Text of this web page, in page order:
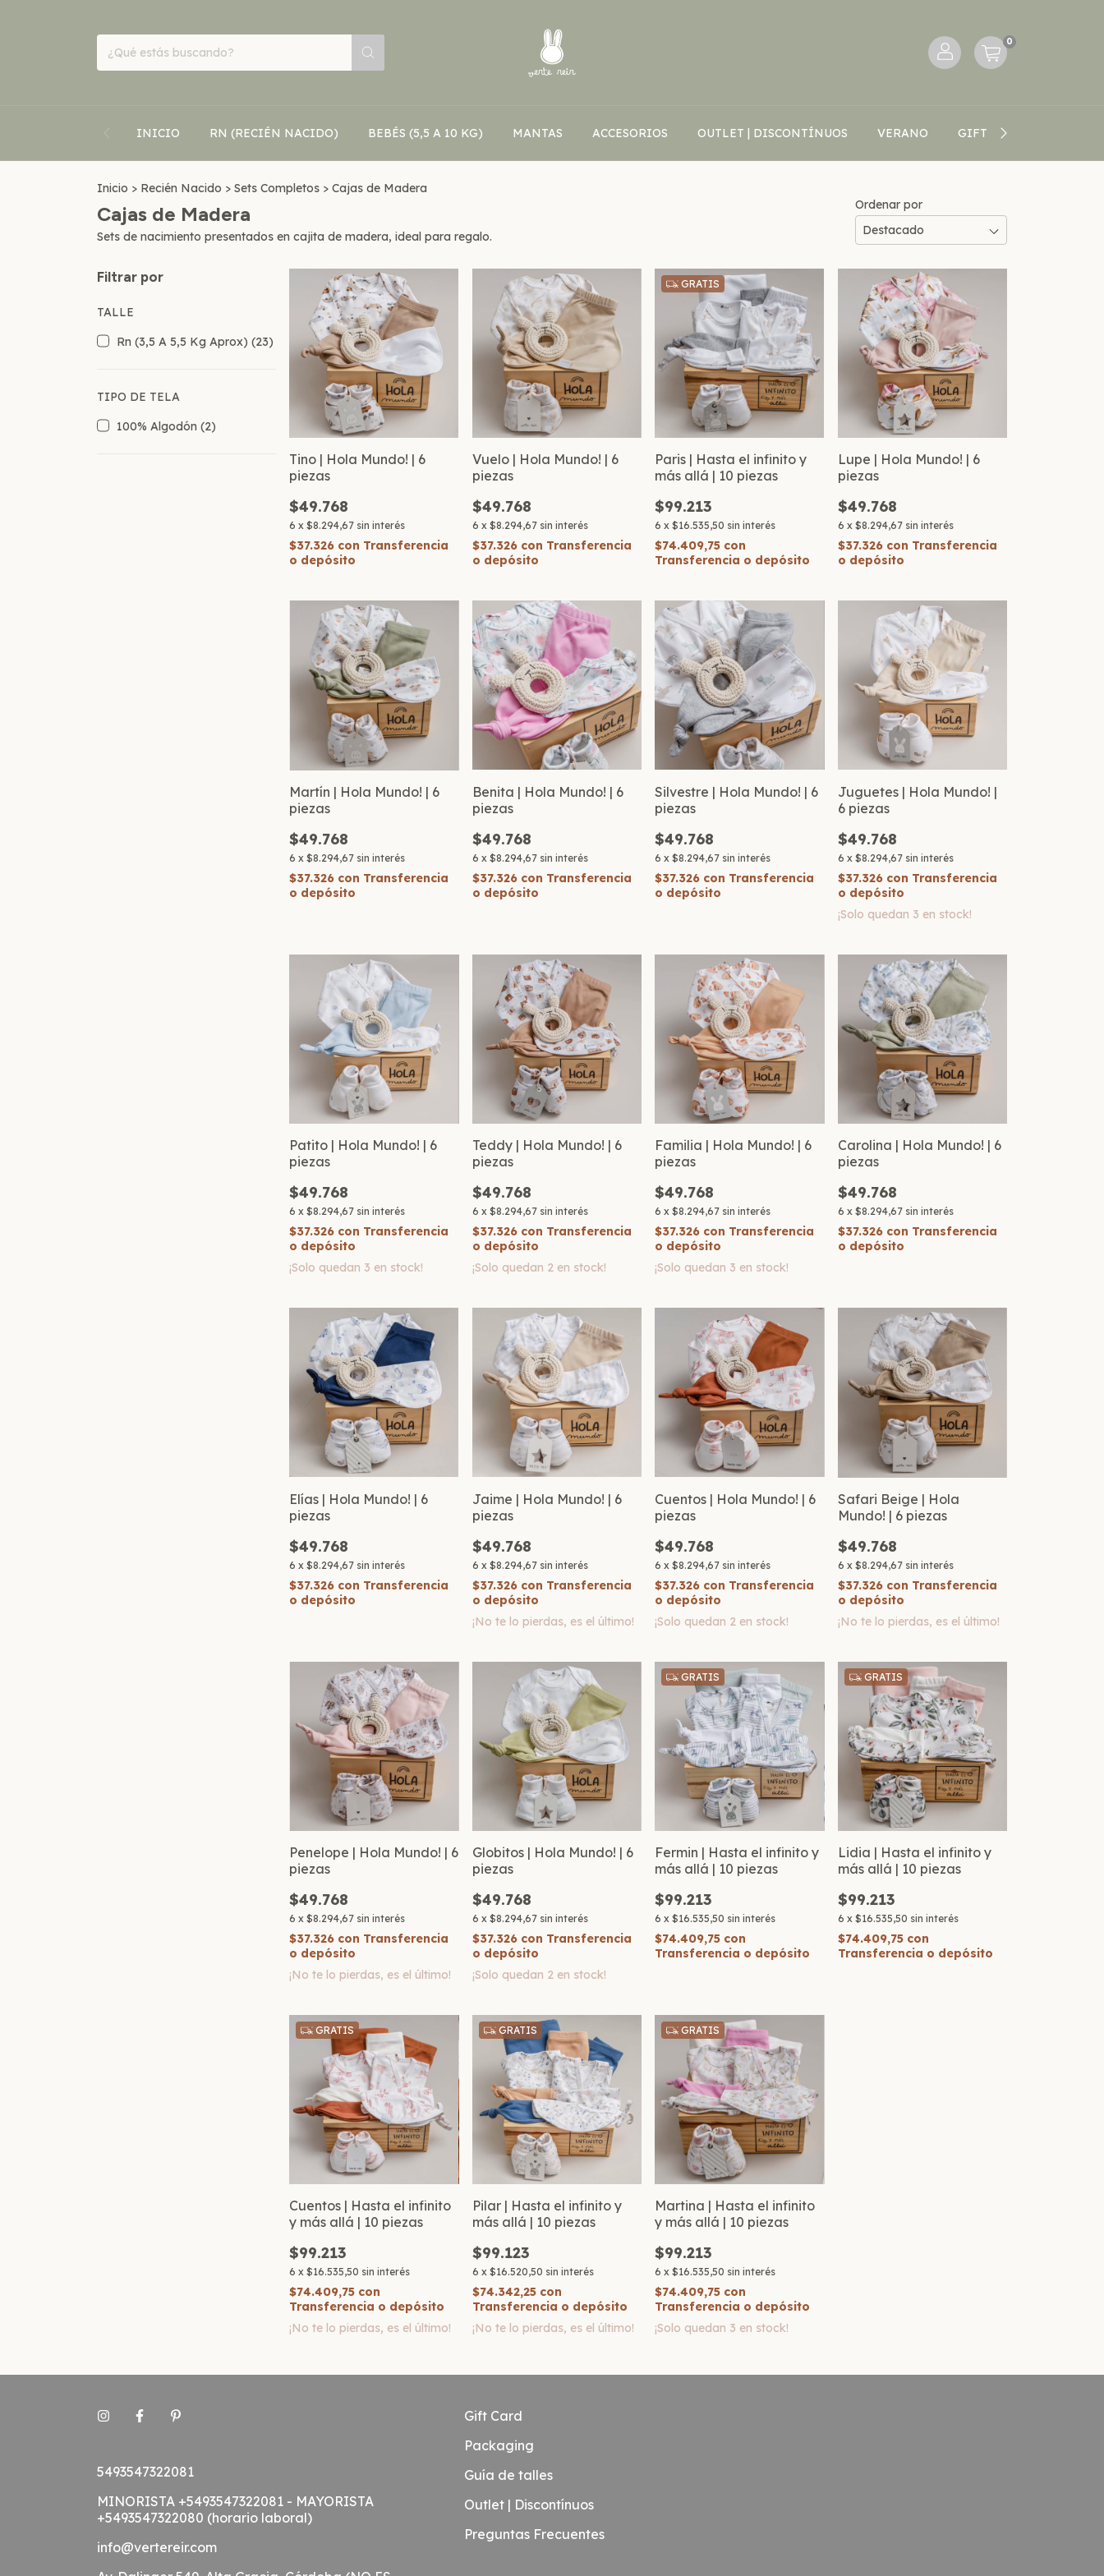
0
INICIO RN (RECIÉN NACIDO) BEBÉS (5,5 A 10 KG) MANTAS ACCESORIOS OUTLET | DISCONTÍNUOS VERANO GIFT CARD
Inicio > Recién Nacido > Sets Completos > Cajas de Madera
Cajas de Madera
Sets de nacimiento presentados en cajita de madera, ideal para regalo.
Ordenar por
Filtrar por
TALLE
Rn (3,5 A 5,5 Kg Aprox) (23)
TIPO DE TELA
100% Algodón (2)
Tino | Hola Mundo! | 6
piezas
$49.768
6 x$8.294,67 sin interés
$37.326 con Transferencia
o depósito
Vuelo | Hola Mundo! | 6
piezas
$49.768
6 x $8.294,67 sin interés
$37.326 con Transferencia
o depósito
GRATIS
Paris | Hasta el infinito y
más allá | 10 piezas
$99.213
6 x$16.535,50 sin interés
$74.409,75 con
Transferencia o depósito
Lupe | Hola Mundo! | 6
piezas
$49.768
6 x $8.294,67 sin interés
$37.326 con Transferencia
o depósito
Martín | Hola Mundo! | 6
piezas
$49.768
6 x$8.294,67 sin interés
$37.326 con Transferencia
o depósito
Benita | Hola Mundo! | 6
piezas
$49.768
6 x $8.294,67 sin interés
$37.326 con Transferencia
o depósito
Silvestre | Hola Mundo! | 6
piezas
$49.768
6 x$8.294,67 sin interés
$37.326 con Transferencia
o depósito
Juguetes | Hola Mundo! |
6 piezas
$49.768
6 x $8.294,67 sin interés
$37.326 con Transferencia
o depósito
¡Solo quedan 3 en stock!
Patito | Hola Mundo! | 6
piezas
$49.768
6 x$8.294,67 sin interés
$37.326 con Transferencia
o depósito
¡Solo quedan 3 en stock!
Teddy | Hola Mundo! | 6
piezas
$49.768
6 x $8.294,67 sin interés
$37.326 con Transferencia
o depósito
¡Solo quedan 2en stock!
Familia | Hola Mundo! | 6
piezas
$49.768
6 x$8.294,67 sin interés
$37.326 con Transferencia
o depósito
¡Solo quedan 3 en stock!
Carolina | Hola Mundo! | 6
piezas
$49.768
6 x $8.294,67 sin interés
$37.326 con Transferencia
o depósito
Elías | Hola Mundo! | 6
piezas
$49.768
6 x$8.294,67 sin interés
$37.326 con Transferencia
o depósito
Jaime | Hola Mundo! | 6
piezas
$49.768
6 x $8.294,67 sin interés
$37.326 con Transferencia
o depósito
¡No te lo pierdas, es el último!
Cuentos | Hola Mundo! | 6
piezas
$49.768
6 x$8.294,67 sin interés
$37.326 con Transferencia
o depósito
¡Solo quedan 2 en stock!
Safari Beige | Hola
Mundo! | 6 piezas
$49.768
6 x $8.294,67 sin interés
$37.326 con Transferencia
o depósito
¡No te lo pierdas, es el último!
Penelope | Hola Mundo! | 6
piezas
$49.768
6 x$8.294,67 sin interés
$37.326 con Transferencia
o depósito
¡No te lo pierdas, es el último!
Globitos | Hola Mundo! | 6
piezas
$49.768
6 x $8.294,67 sin interés
$37.326 con Transferencia
o depósito
¡Solo quedan 2en stock!
GRATIS
Fermin | Hasta el infinito y
más allá | 10 piezas
$99.213
6 x$16.535,50 sin interés
$74.409,75 con
Transferencia o depósito
GRATIS
Lidia | Hasta el infinito y
más allá | 10 piezas
$99.213
6 x $16.535,50 sin interés
$74.409,75 con
Transferencia o depósito
GRATIS
Cuentos | Hasta el infinito
y más allá | 10 piezas
$99.213
6 x$16.535,50 sin interés
$74.409,75 con
Transferencia o depósito
¡No te lo pierdas, es el último!
GRATIS
Pilar | Hasta el infinito y
más allá | 10 piezas
$99.123
6 x $16.520,50 sin interés
$74.342,25 con
Transferencia o depósito
¡No te lo pierdas, es el último!
GRATIS
Martina | Hasta el infinito
y más allá | 10 piezas
$99.213
6 x$16.535,50 sin interés
$74.409,75 con
Transferencia o depósito
¡Solo quedan 3 en stock!
5493547322081
MINORISTA +5493547322081 - MAYORISTA
+5493547322080 (horario laboral)
info@vertereir.com
Gift Card
Packaging
Guía de talles
Outlet | Discontínuos
Preguntas Frecuentes